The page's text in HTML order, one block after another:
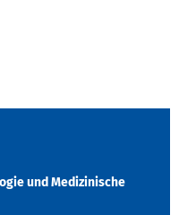
und Medizinische